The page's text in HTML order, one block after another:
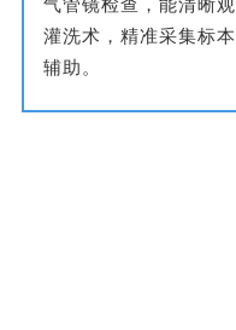
气管镜检查，能清晰
灌洗术，精准采集标
辅助。